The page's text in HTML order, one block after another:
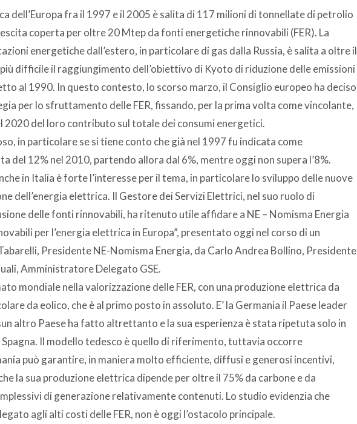
dell’Europa fra il 1997 e il 2005 è salita di 117 milioni di tonnellate di petrolio
coperta per oltre 20 Mtep da fonti energetiche rinnovabili (FER). La
energetiche dall’estero, in particolare di gas dalla Russia, è salita a oltre il
difficile il raggiungimento dell’obiettivo di Kyoto di riduzione delle emissioni
al 1990. In questo contesto, lo scorso marzo, il Consiglio europeo ha deciso
per lo sfruttamento delle FER, fissando, per la prima volta come vincolante,
2020 del loro contributo sul totale dei consumi energetici.
in particolare se si tiene conto che già nel 1997 fu indicata come
del 12% nel 2010, partendo allora dal 6%, mentre oggi non supera l’8%.
in Italia è forte l’interesse per il tema, in particolare lo sviluppo delle nuove
dell’energia elettrica. Il Gestore dei Servizi Elettrici, nel suo ruolo di
delle fonti rinnovabili, ha ritenuto utile affidare a NE – Nomisma Energia
per l’energia elettrica in Europa”, presentato oggi nel corso di un
Presidente NE-Nomisma Energia, da Carlo Andrea Bollino, Presidente
Amministratore Delegato GSE.
mondiale nella valorizzazione delle FER, con una produzione elettrica da
da eolico, che è al primo posto in assoluto. E’ la Germania il Paese leader
altro Paese ha fatto altrettanto e la sua esperienza è stata ripetuta solo in
Spagna. Il modello tedesco è quello di riferimento, tuttavia occorre
può garantire, in maniera molto efficiente, diffusi e generosi incentivi,
la sua produzione elettrica dipende per oltre il 75% da carbone e da
di generazione relativamente contenuti. Lo studio evidenzia che
agli alti costi delle FER, non è oggi l’ostacolo principale.